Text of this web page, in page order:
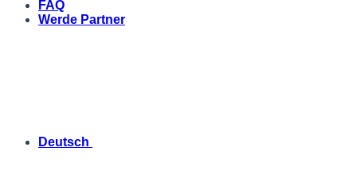
FAQ
Werde Partner
Deutsch